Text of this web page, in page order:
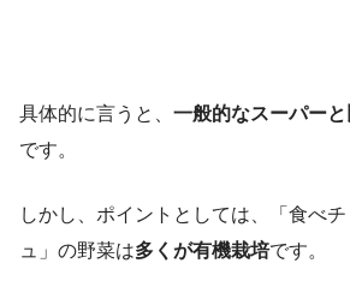
具体的に言うと、 一般的なスーパー
です。
しかし、ポイントとしては、「食べ
ュ」の野菜は多くが有機栽培です。